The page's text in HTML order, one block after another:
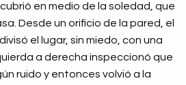
en medio de la soledad, que
Desde un orificio de la pared, el
el lugar, sin miedo, con una
a derecha inspeccionó que
ruido y entonces volvió a la